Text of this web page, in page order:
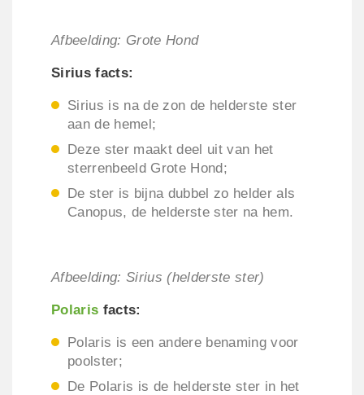
Afbeelding: Grote Hond
Sirius facts:
Sirius is na de zon de helderste ster
aan de hemel;
Deze ster maakt deel uit van het
sterrenbeeld Grote Hond;
De ster is bijna dubbel zo helder als
Canopus, de helderste ster na hem.
Afbeelding: Sirius (helderste ster)
Polaris facts:
Polaris is een andere benaming voor
poolster;
De Polaris is de helderste ster in het